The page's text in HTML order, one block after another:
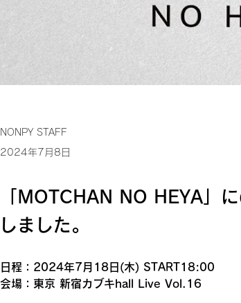
NONPY STAFF
2024年7月8日
「MOTCHAN NO HEYA」
しました。
日程：2024年7月18日(木) START18:00
会場：東京 新宿カブキhall Live Vol.16